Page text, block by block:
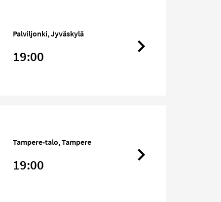
Palviljonki, Jyväskylä
19:00
Tampere-talo, Tampere
19:00